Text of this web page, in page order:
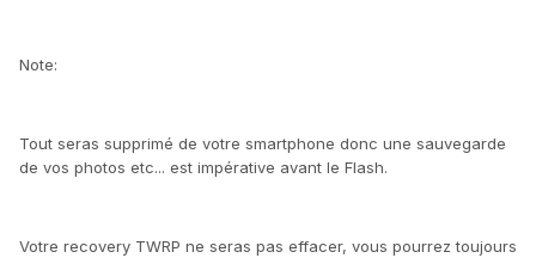
Note:
Tout seras supprimé de votre smartphone donc une sauvegarde
de vos photos etc... est impérative avant le Flash.
Votre recovery TWRP ne seras pas effacer, vous pourrez toujours